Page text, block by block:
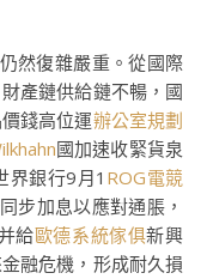
然復雜嚴重。從國際
產鏈供給鏈不暢，國
錢高位運辦公室規劃
國加速收緊貨泉
界銀行9月1 ROG電競
步加息以應對通脹，
給歐德系統傢俱新興
融危機，形成耐久損